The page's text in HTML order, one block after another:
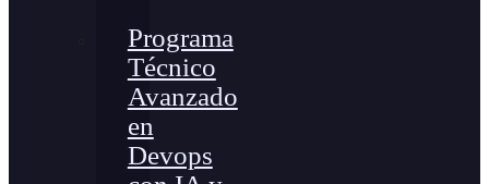
Programa
Técnico
Avanzado
en
Devops